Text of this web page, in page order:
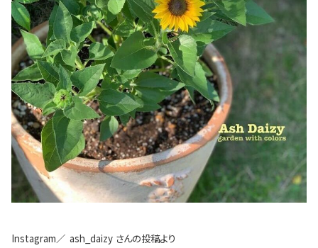
Instagram／ ash_daizy さんの投稿より